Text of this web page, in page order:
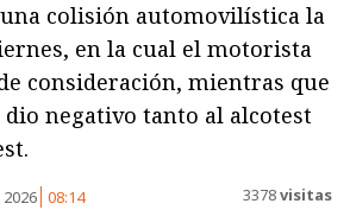
colisión automovilística la
en la cual el motorista
consideración, mientras que
negativo tanto al alcotest
08:14 3378visitas